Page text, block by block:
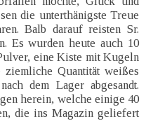
die unterthänigste Treue
Balb darauf reisten Sr.
Es wurden heute auch 10
eine Kiste mit Kugeln
ziemliche Quantität weißes
dem Lager abgesandt.
herein, welche einige 40
die ins Magazin geliefert